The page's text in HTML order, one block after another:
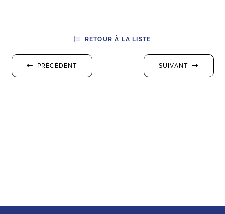
PRÉCÉDENT
RETOUR À LA LISTE
SUIVANT